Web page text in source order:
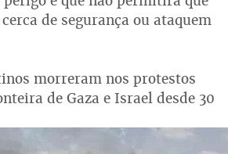
de segurança ou ataquem
morreram nos protestos
de Gaza e Israel desde 30